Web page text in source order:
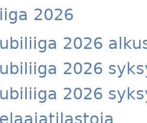
2026
2026
2026
2026